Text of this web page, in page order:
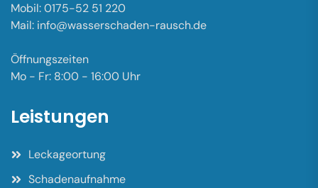
Mobil: 0175-52 51 220
Mail: info@wasserschaden-rausch.de
Öffnungszeiten
Mo - Fr: 8:00 - 16:00 Uhr
Leistungen
Leckageortung
Schadenaufnahme